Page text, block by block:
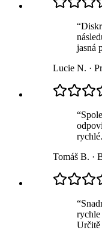
“
jasná
Lucie N. ·
“
rychlé.
Tomáš B. ·
“
rychle
Určitě